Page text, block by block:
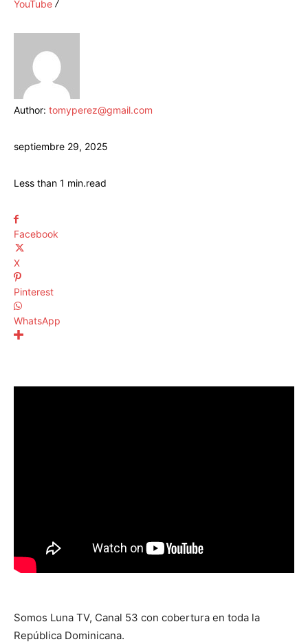
YouTube
Author: tomyperez@gmail.com
septiembre 29, 2025
Less than 1 min.read
Facebook
X
Pinterest
WhatsApp
Somos Luna TV, Canal 53 con cobertura en toda la
República Dominicana.